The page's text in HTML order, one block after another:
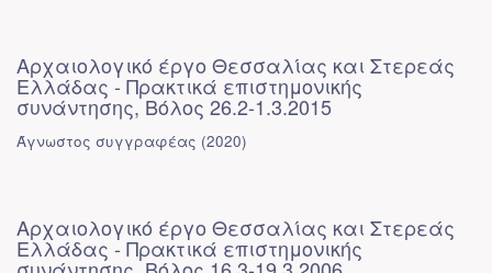
Αρχαιολογικό έργο Θεσσαλίας και Στερεάς
Ελλάδας - Πρακτικά επιστημονικής
συνάντησης, Βόλος 26.2-1.3.2015
Άγνωστος συγγραφέας (2020)
Αρχαιολογικό έργο Θεσσαλίας και Στερεάς
Ελλάδας - Πρακτικά επιστημονικής